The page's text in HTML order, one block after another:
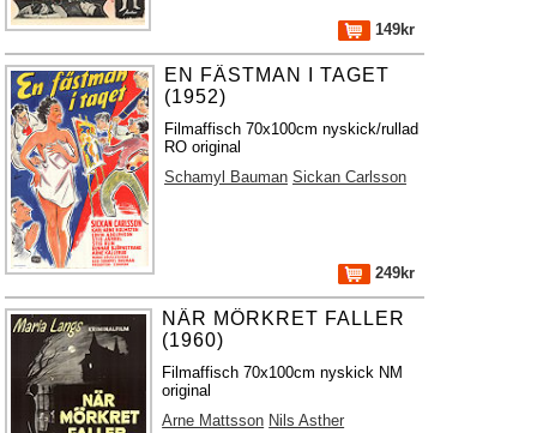
149kr
EN FÄSTMAN I TAGET
(1952)
Filmaffisch 70x100cm nyskick/rullad
RO original
Schamyl Bauman Sickan Carlsson
249kr
NÄR MÖRKRET FALLER
(1960)
Filmaffisch 70x100cm nyskick NM
original
Arne Mattsson Nils Asther